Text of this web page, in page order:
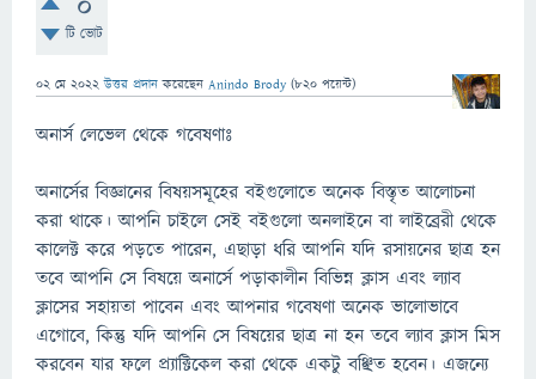
টি ভোট
02 মে 2022 উত্তর প্রদান করেছেন Anindo Brody (820 পয়েন্ট)
অনার্স লেভেল থেকে গবেষণাঃ
অনার্সের বিজ্ঞানের বিষয়সমূহের বইগুলোতে অনেক বিস্তৃত আলোচনা
করা থাকে। আপনি চাইলে সেই বইগুলো অনলাইনে বা লাইব্রেরী থেকে
কালেক্ট করে পড়তে পারেন, এছাড়া ধরি আপনি যদি রসায়নের ছাত্র হন
তবে আপনি সে বিষয়ে অনার্সে পড়াকালীন বিভিন্ন ক্লাস এবং ল্যাব
ক্লাসের সহায়তা পাবেন এবং আপনার গবেষণা অনেক ভালোভাবে
এগোবে, কিন্তু যদি আপনি সে বিষয়ের ছাত্র না হন তবে ল্যাব ক্লাস মিস
করবেন যার ফলে প্র্যাক্টিকেল করা থেকে একটু বঞ্ছিত হবেন। এজন্যে